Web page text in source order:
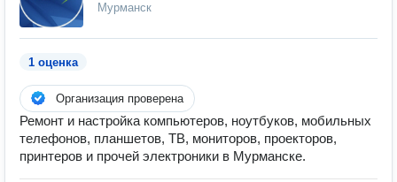
Мурманск
1 оценка
Организация проверена
Ремонт и настройка компьютеров, ноутбуков, мобильных
телефонов, планшетов, ТВ, мониторов, проекторов,
принтеров и прочей электроники в Мурманске.